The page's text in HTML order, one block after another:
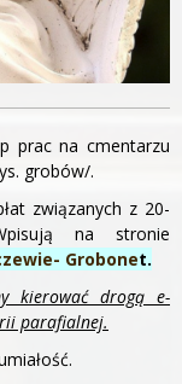
prac na cmentarzu
grobów/.
związanych z 20-
na stronie
Grobonet.
kierować drogą e-
parafialnej.